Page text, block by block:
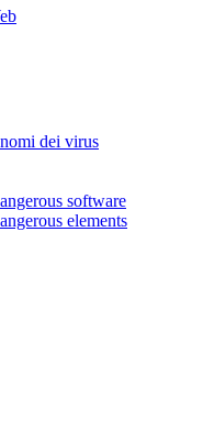
dei virus
software
elements